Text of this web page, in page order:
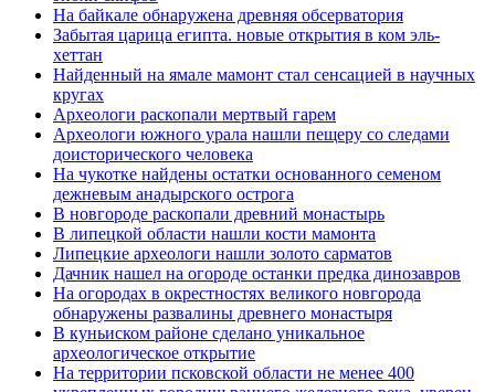
На байкале обнаружена древняя обсерватория
Забытая царица египта. новые открытия в ком эль-
хеттан
Найденный на ямале мамонт стал сенсацией в научных
кругах
Археологи раскопали мертвый гарем
Археологи южного урала нашли пещеру со следами
доисторического человека
На чукотке найдены остатки основанного семеном
дежневым анадырского острога
В новгороде раскопали древний монастырь
В липецкой области нашли кости мамонта
Липецкие археологи нашли золото сарматов
Дачник нашел на огороде останки предка динозавров
На огородах в окрестностях великого новгорода
обнаружены развалины древнего монастыря
В куньиском районе сделано уникальное
археологическое открытие
На территории псковской области не менее 400